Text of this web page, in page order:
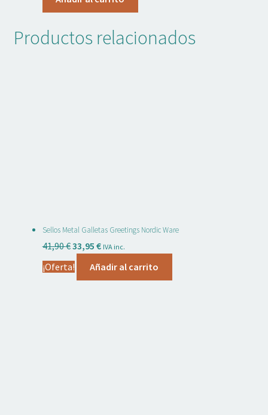
Productos relacionados
Sellos Metal Galletas Greetings Nordic Ware
41,90€El
precio
original
33,95 €ElIVA inc.
¡Oferta! Añadir al carrito